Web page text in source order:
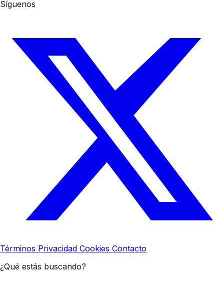
Síguenos
Términos Privacidad Cookies Contacto
¿Qué estás buscando?